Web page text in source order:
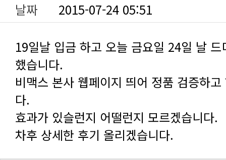
날짜
2015-07-24 05:51
했습니다.
다.
효과가 있슬런지 어떨런지 모르겠습니다.
차후 상세한 후기 올리겠습니다.